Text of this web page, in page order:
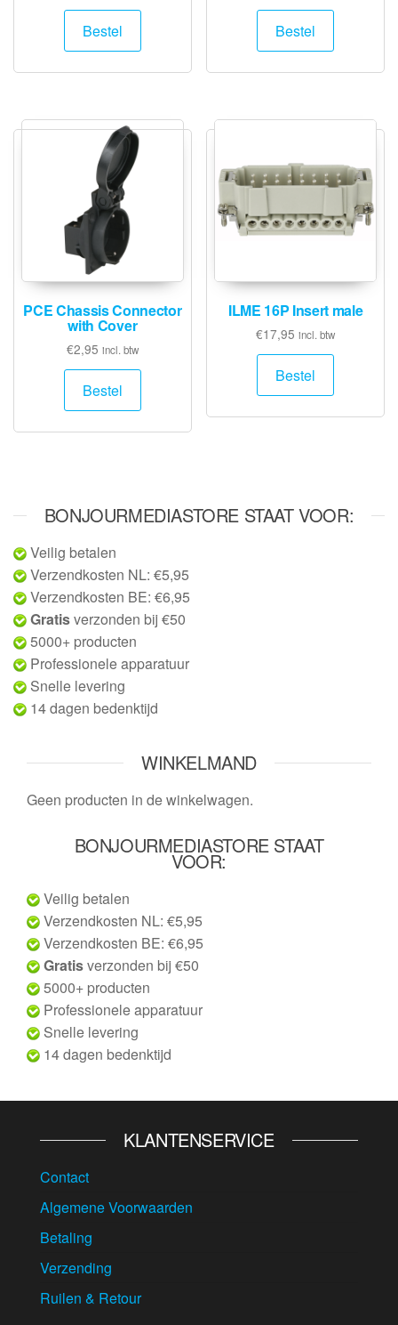
Bestel Bestel
PCE Chassis Connector
with Cover
€2,95 incl. btw
Bestel
ILME 16P Insert male
€17,95 incl. btw
Bestel
BONJOURMEDIASTORE STAAT VOOR:
Veilig betalen
Verzendkosten NL: €5,95
Verzendkosten BE: €6,95
Gratisverzonden bij €50
5000+ producten
Professionele apparatuur
Snelle levering
14 dagen bedenktijd
WINKELMAND
Geen producten in de winkelwagen.
BONJOURMEDIASTORE STAAT
VOOR:
Veilig betalen
Verzendkosten NL: €5,95
Verzendkosten BE: €6,95
Gratisverzonden bij €50
5000+ producten
Professionele apparatuur
Snelle levering
14 dagen bedenktijd
KLANTENSERVICE
Contact
Algemene Voorwaarden
Betaling
Verzending
Ruilen & Retour